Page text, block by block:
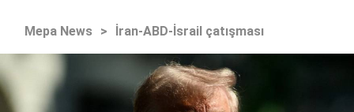
Mepa News > İran-ABD-İsrail çatışması